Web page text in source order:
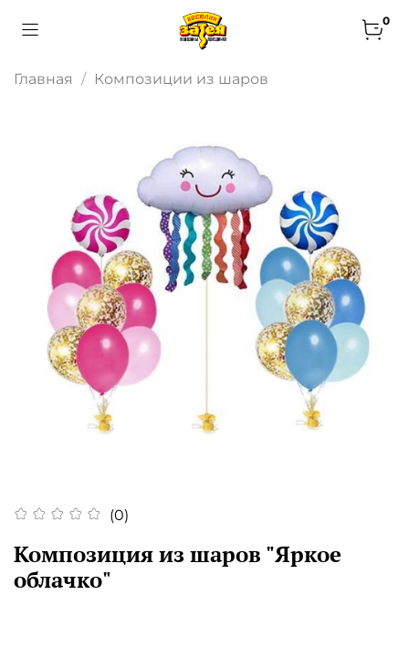
0
Главная Композиции из шаров
(0)
Композиция из шаров "Яркое
облачко"